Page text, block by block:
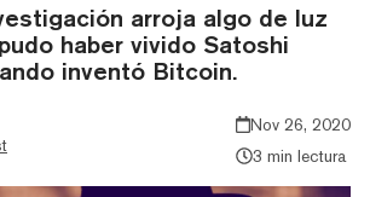
arroja algo de luz
haber vivido Satoshi
inventó Bitcoin.
Nov 26, 2020
3 min lectura